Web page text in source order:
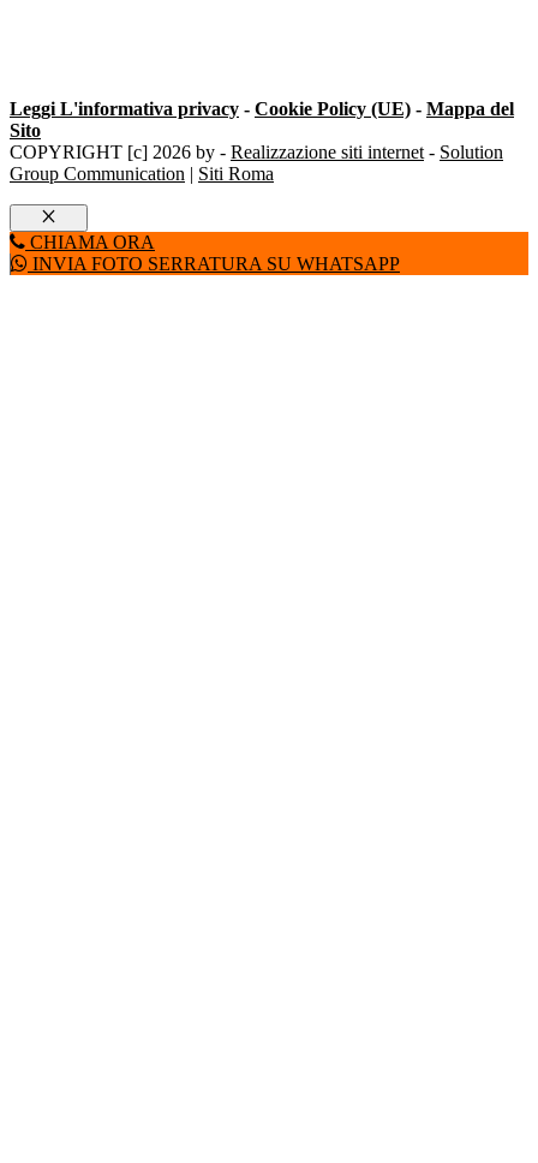
Leggi L'informativa privacy - Cookie Policy (UE) - Mappa del
Sito
COPYRIGHT [c] 2026 by - Realizzazione siti internet- Solution
Group Communication | Siti Roma
Chiudi
CHIAMA ORA
INVIA FOTO SERRATURA SU WHATSAPP